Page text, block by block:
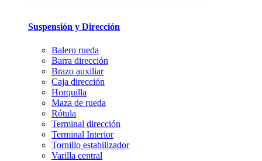
Suspensión y Dirección
Balero rueda
Barra dirección
Brazo auxiliar
Caja dirección
Horquilla
Maza de rueda
Rótula
Terminal dirección
Terminal Interior
Tornillo estabilizador
Varilla central